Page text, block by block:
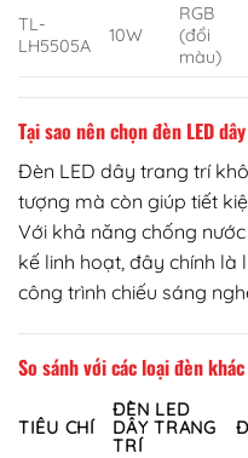
TL-
LH5505A
10W
RGB
(đổi
màu)
Tại sao nên chọn đèn LED
Đèn LED dây trang trí
tượng mà còn giúp tiết
Với khả năng chống
kế linh hoạt, đây chính
công trình chiếu sáng
So sánh với các loại đèn khác
TIÊU CHÍ
ĐÈN LED
DÂY TRANG
TRÍ